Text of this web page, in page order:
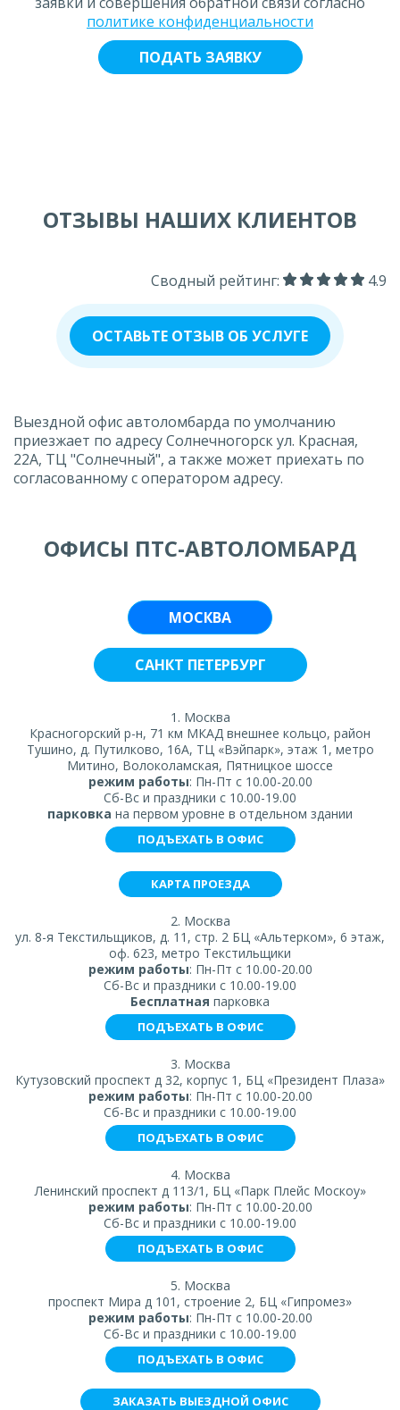
политике конфиденциальности
ОТЗЫВЫ НАШИХ КЛИЕНТОВ
Сводный рейтинг: 4.9
ОСТАВЬТЕ ОТЗЫВ ОБ УСЛУГЕ
Выездной офис автоломбарда по умолчанию
приезжает по адресу Солнечногорск ул. Красная,
22А, ТЦ "Солнечный", а также может приехать по
согласованному с оператором адресу.
ОФИСЫ ПТС-АВТОЛОМБАРД
МОСКВА
САНКТ ПЕТЕРБУРГ
1. Москва
Красногорский р-н, 71 км МКАД внешнее кольцо, район
Тушино, д. Путилково, 16А, ТЦ «Вэйпарк», этаж 1, метро
Митино, Волоколамская, Пятницкое шоссе
режим работы: Пн-Пт с 10.00-20.00
Сб-Вс и праздники с 10.00-19.00
парковка на первом уровне в отдельном здании
ПОДЪЕХАТЬ В ОФИС
КАРТА ПРОЕЗДА
2. Москва
ул. 8-я Текстильщиков, д. 11, стр. 2 БЦ «Альтерком», 6 этаж,
оф. 623, метро Текстильщики
режим работы: Пн-Пт с 10.00-20.00
Сб-Вс и праздники с 10.00-19.00
Бесплатная парковка
ПОДЪЕХАТЬ В ОФИС
3. Москва
Кутузовский проспект д 32, корпус 1, БЦ «Президент Плаза»
режим работы: Пн-Пт с 10.00-20.00
Сб-Вс и праздники с 10.00-19.00
ПОДЪЕХАТЬ В ОФИС
4. Москва
Ленинский проспект д 113/1, БЦ «Парк Плейс Москоу»
режим работы: Пн-Пт с 10.00-20.00
Сб-Вс и праздники с 10.00-19.00
ПОДЪЕХАТЬ В ОФИС
5. Москва
проспект Мира д 101, строение 2, БЦ «Гипромез»
режим работы: Пн-Пт с 10.00-20.00
Сб-Вс и праздники с 10.00-19.00
ПОДЪЕХАТЬ В ОФИС
ЗАКАЗАТЬ ВЫЕЗДНОЙ ОФИС